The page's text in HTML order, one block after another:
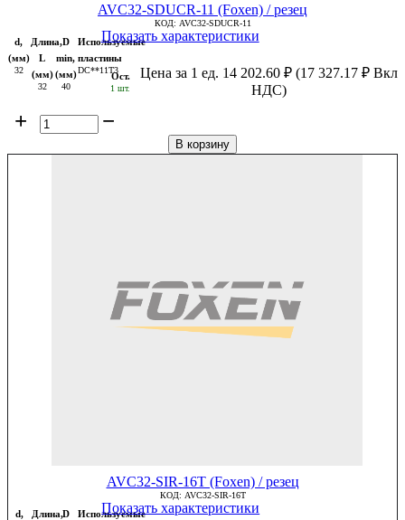
AVC32-SDUCR-11 (Foxen) / резец
КОД: AVC32-SDUCR-11
d,
(мм)
32
Длина,
L
(мм)
32
D
min,
(мм)
40
Используемые
пластины
DC**11T3
Показать характеристики
Ост.
1 шт.
Цена за 1 ед. 14 202.60 ₽ (17 327.17 ₽Вкл
НДС)
+ −
В корзину
AVC32-SIR-16T (Foxen) / резец
КОД: AVC32-SIR-16T
d,
Длина,D
Используемые
Показать характеристики